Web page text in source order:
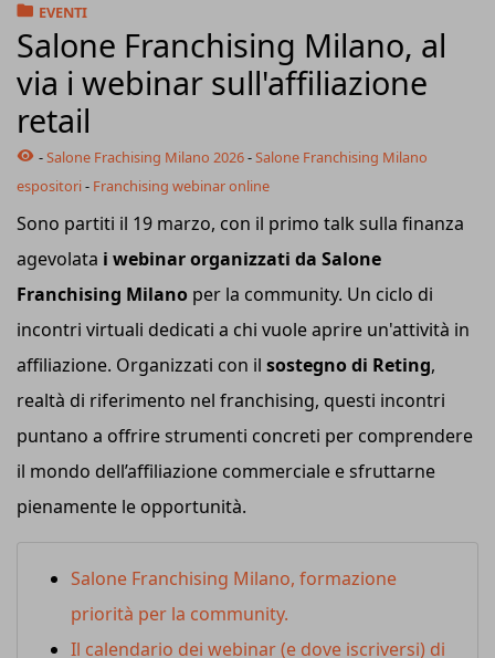
EVENTI
Salone Franchising Milano, al
via i webinar sull'affiliazione
retail
-Salone Frachising Milano 2026-Salone Franchising Milano
espositori- Franchising webinar online
Sono partiti il 19 marzo, con il primo talk sulla finanza
agevolata i webinar organizzati da Salone
Franchising Milano per la community. Un ciclo di
incontri virtuali dedicati a chi vuole aprire un'attività in
affiliazione. Organizzati con il sostegno di Reting,
realtà di riferimento nel franchising, questi incontri
puntano a offrire strumenti concreti per comprendere
il mondo dell’affiliazione commerciale e sfruttarne
pienamente le opportunità.
Salone Franchising Milano, formazione
priorità per la community.
Il calendario dei webinar (e dove iscriversi) di